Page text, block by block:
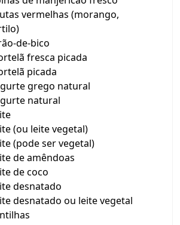
vermelhas (morango,
de-bico
fresca picada
picada
grego natural
natural
(ou leite vegetal)
(pode ser vegetal)
de amêndoas
de coco
desnatado
desnatado ou leite vegetal